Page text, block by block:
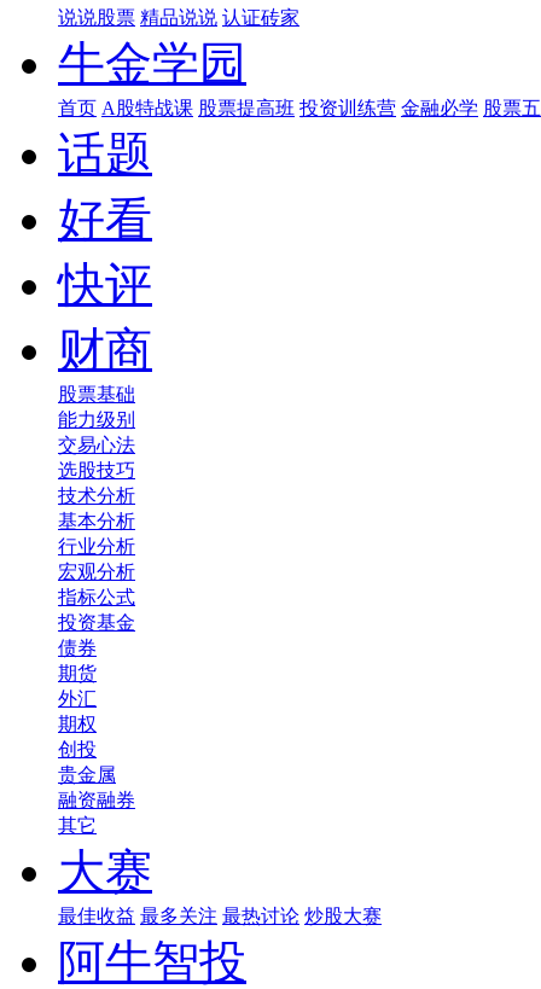
说说股票 精品说说 认证砖家
牛金学园
首页 A股特战课 股票提高班 投资训练营 金融必学 股票
话题
好看
快评
财商
股票基础
能力级别
交易心法
选股技巧
技术分析
基本分析
行业分析
宏观分析
指标公式
投资基金
债券
期货
外汇
期权
创投
贵金属
融资融券
其它
大赛
最佳收益 最多关注 最热讨论 炒股大赛
阿牛智投